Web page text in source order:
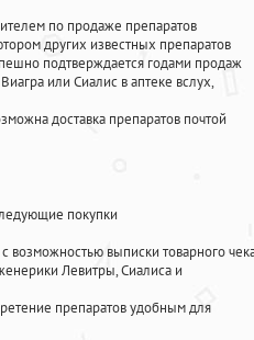
по продаже препаратов
других известных препаратов
подтверждается годами продаж
или Сиалис в аптеке вслух,
доставка препаратов почтой
покупки
выписки товарного
Левитры, Сиалиса и
препаратов удобным для